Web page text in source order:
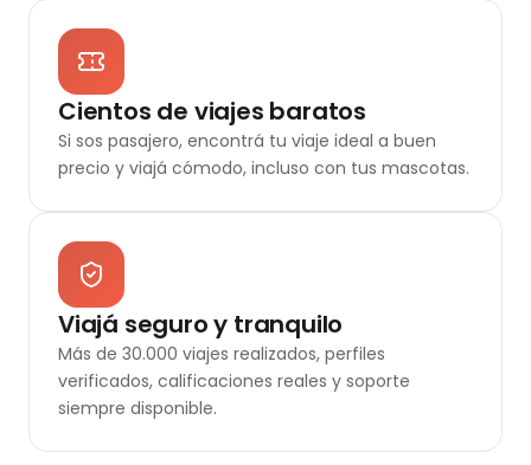
Cientos de viajes baratos
Si sos pasajero, encontrá tu viaje ideal a buen
precio y viajá cómodo, incluso con tus mascotas.
Viajá seguro y tranquilo
Más de 30.000 viajes realizados, perfiles
verificados, calificaciones reales y soporte
siempre disponible.